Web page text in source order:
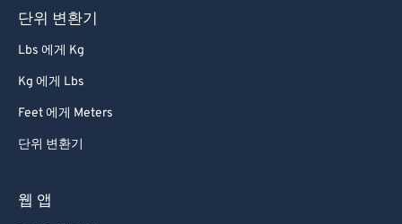
단위 변환기
Lbs 에게 Kg
Kg 에게 Lbs
Feet 에게 Meters
단위 변환기
웹 앱